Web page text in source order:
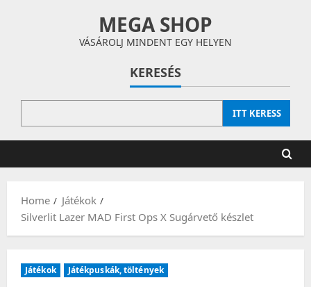
MEGA SHOP
VÁSÁROLJ MINDENT EGY HELYEN
KERESÉS
ITT KERESS
Home
Játékok
Silverlit Lazer MAD First Ops X Sugárvető készlet
Játékok Játékpuskák, töltények